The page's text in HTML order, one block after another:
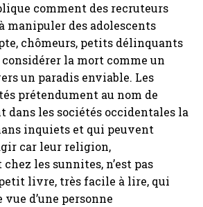
comment des recruteurs
manipuler des adolescents
chômeurs, petits délinquants
la mort comme un
un paradis enviable. Les
prétendument au nom de
dans les sociétés occidentales la
inquiets et qui peuvent
car leur religion,
les sunnites, n’est pas
livre, très facile à lire, qui
d’une personne